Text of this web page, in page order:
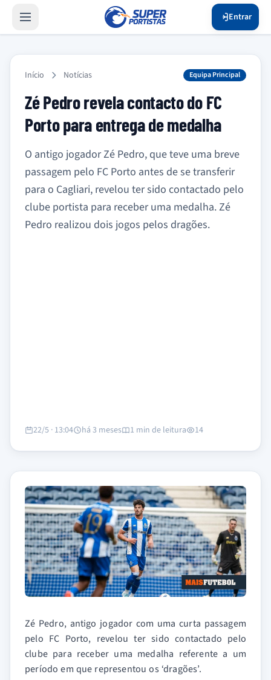
Entrar
Início Notícias Equipa Principal
Zé Pedro revela contacto do FC
Porto para entrega de medalha
O antigo jogador Zé Pedro, que teve uma breve
passagem pelo FC Porto antes de se transferir
para o Cagliari, revelou ter sido contactado pelo
clube portista para receber uma medalha. Zé
Pedro realizou dois jogos pelos dragões.
22/5 · 13:04 há 3 meses 1 min de leitura 14
Zé Pedro, antigo jogador com uma curta passagem
pelo FC Porto, revelou ter sido contactado pelo
clube para receber uma medalha referente a um
período em que representou os ‘dragões’.